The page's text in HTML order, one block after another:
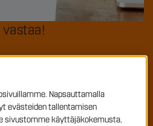
kautta töihin: näin prosessi toimii
loppuun
Napsauttamalla
evästeiden tallentamisen
sivustomme käyttäjäkokemusta,